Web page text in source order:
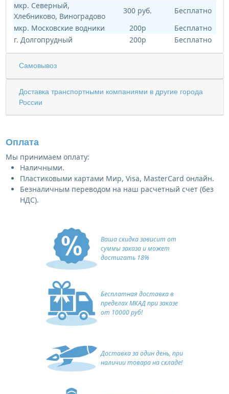
мкр. Северный,
Хлебниково, Виноградово
300 руб.
Бесплатно
мкр. Московские водники
200р
Бесплатно
г. Долгопрудный
200р Бесплатно
Самовывоз
Доставка транспортными компаниями в другие города
России
Оплата
Мы принимаем оплату:
Наличными.
Пластиковыми картами Мир, Visa, MasterCard онлайн.
Безналичным переводом на наш расчетный счет (без
НДС).
Ваша скидка зависит от
суммы заказа и может
достигать 18%
Бесплатная доставка в
пределах МКАД при заказе
от 10000 руб!
Доставка за один день, при
наличии товара на складе!